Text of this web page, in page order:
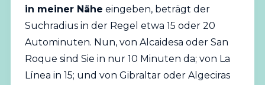
in meiner Nähe eingeben, beträgt der
Suchradius in der Regel etwa 15 oder 20
Autominuten. Nun, von Alcaidesa oder San
Roque sind Sie in nur 10 Minuten da; von La
Línea in 15; und von Gibraltar oder Algeciras